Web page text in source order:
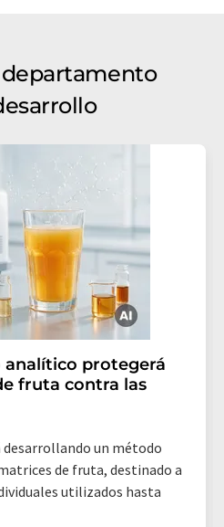
departamento
protegerá
fruta contra las
desarrollando un método
de fruta, destinado a
utilizados hasta